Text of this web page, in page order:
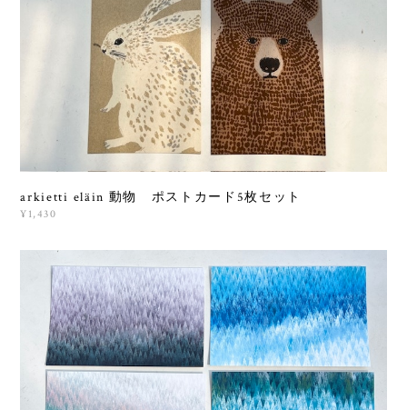
arkietti eläin 動物 ポストカード5枚セット
¥1,430